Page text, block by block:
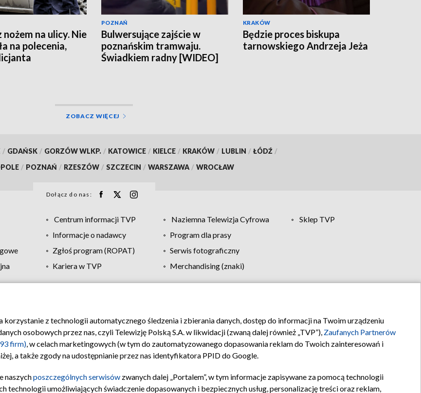
nożem na ulicy. Nie
na polecenia,
POZNAŃ
Bulwersujące zajście w
poznańskim tramwaju.
Świadkiem radny [WIDEO]
KRAKÓW
Będzie proces biskupa
tarnowskiego Andrzeja Jeża
ZOBACZ WIĘCEJ
/ GDAŃSK / GORZÓW WLKP. / KATOWICE / KIELCE / KRAKÓW / LUBLIN / ŁÓDŹ /
/ POZNAŃ / RZESZÓW / SZCZECIN / WARSZAWA / WROCŁAW
Dołącz do nas:
Centrum informacji TVP Naziemna Telewizja Cyfrowa
Sklep TVP
Informacje o nadawcy
Program dla prasy
Zgłoś program (ROPAT)
Serwis fotograficzny
Kariera w TVP
Merchandising (znaki)
prywatności Moje zgody Pomoc Biuro reklamy Kontakt
z technologii automatycznego śledzenia i zbierania danych, dostęp do informacji na Twoim urządzeniu
osobowych przez nas, czyli Telewizję Polską S.A. w likwidacji (zwaną dalej również „TVP”), Zaufanych Partnerów
firm), w celach marketingowych (w tym do zautomatyzowanego dopasowania reklam do Twoich zainteresowań i
a także zgody na udostępnianie przez nas identyfikatora PPID do Google.
naszychposzczególnych serwisów zwanych dalej „Portalem”, w tym informacje zapisywane za pomocą technologii
umożliwiających świadczenie dopasowanych i bezpiecznych usług, personalizację treści oraz reklam,